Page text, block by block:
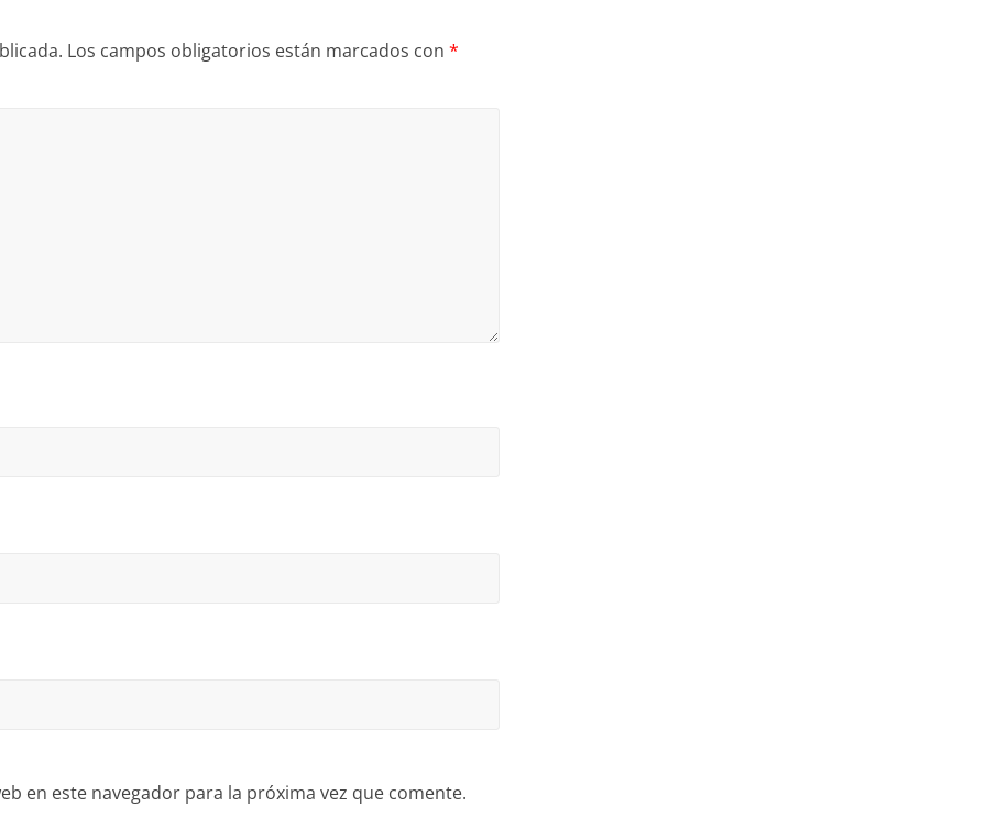
Los campos obligatorios están marcados con *
en este navegador para la próxima vez que comente.